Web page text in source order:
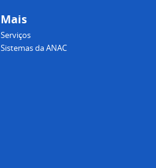
Mais
Serviços
Sistemas da ANAC